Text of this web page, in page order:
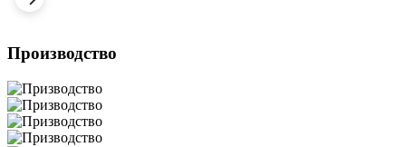
Производство